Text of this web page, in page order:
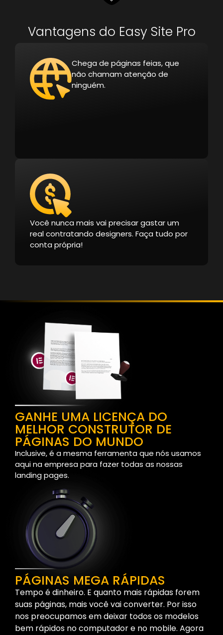
Vantagens do Easy Site Pro
Chega de páginas feias, que
não chamam atenção de
ninguém.
Você nunca mais vai precisar gastar um
real contratando designers. Faça tudo por
conta própria!
GANHE UMA LICENÇA DO
MELHOR CONSTRUTOR DE
PÁGINAS DO MUNDO
Inclusive, é a mesma ferramenta que nós usamos
aqui na empresa para fazer todas as nossas
landing pages.
PÁGINAS MEGA RÁPIDAS
Tempo é dinheiro. E quanto mais rápidas forem
suas páginas, mais você vai converter. Por isso
nos preocupamos em deixar todos os modelos
bem rápidos no computador e no mobile. Agora